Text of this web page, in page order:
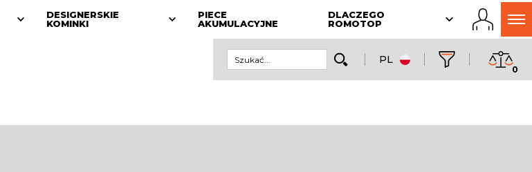
DESIGNERSKIE
KOMINKI
PIECE
AKUMULACYJNE
DLACZEGO
ROMOTOP
PL
0